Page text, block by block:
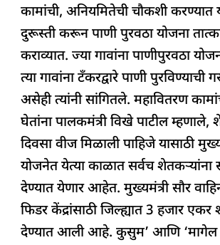
कामांची, अनियमितेची चौकशी करण्यात
दुरूस्ती करून पाणी पुरवठा योजना
कराव्यात. ज्या गावांना पाणीपुरवठा
त्या गावांना टँकरद्वारे पाणी
असेही त्यांनी सांगितले. महावितरण
घेतांना पालकमंत्री विखे पाटील म्हणाले,
दिवसा वीज मिळाली पाहिजे यासाठी
योजनेत येत्या काळात सर्वच शेतकऱ्यांना
देण्यात येणार आहेत. मुख्यमंत्री सौर
फिडर केंद्रांसाठी जिल्ह्यात 3 हजार
देण्यात आली आहे. कुसुम’ आणि ‘मागेल